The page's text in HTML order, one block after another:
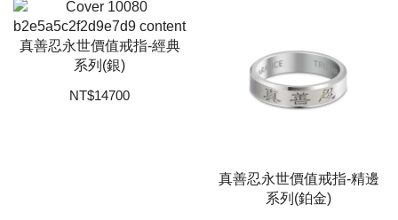
真善忍永世價值戒指-經典
系列(銀)
NT$14700
真善忍永世價值戒指-精邊
系列(鉑金)